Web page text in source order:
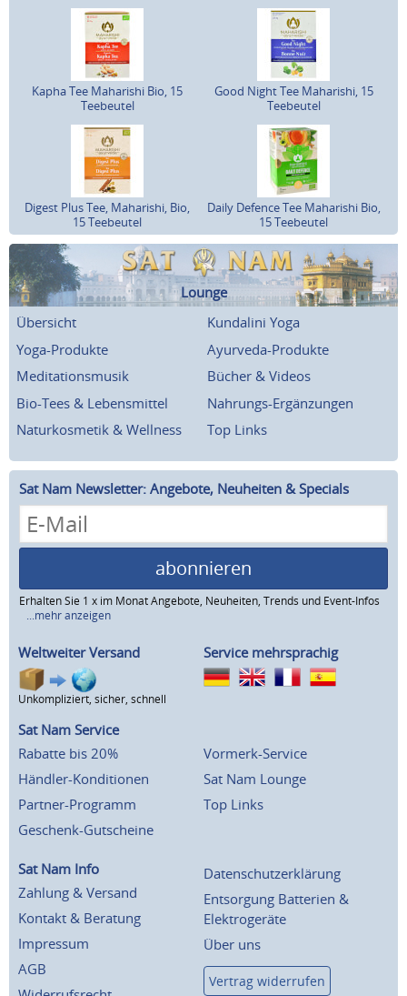
Kapha Tee Maharishi Bio, 15
Teebeutel
Good Night Tee Maharishi, 15
Teebeutel
Digest Plus Tee, Maharishi, Bio,
15 Teebeutel
Daily Defence Tee Maharishi Bio,
15 Teebeutel
Lounge
Übersicht
Kundalini Yoga
Yoga-Produkte
Ayurveda-Produkte
Meditationsmusik
Bücher & Videos
Bio-Tees & Lebensmittel
Nahrungs-Ergänzungen
Naturkosmetik & Wellness
Top Links
Sat Nam Newsletter: Angebote, Neuheiten & Specials
abonnieren
Erhalten Sie 1 x im Monat Angebote, Neuheiten, Trends und Event-Infos
...mehr anzeigen
Weltweiter Versand
Unkompliziert, sicher, schnell
Service mehrsprachig
Sat Nam Service
Rabatte bis 20%
Händler-Konditionen
Partner-Programm
Geschenk-Gutscheine
Vormerk-Service
Sat Nam Lounge
Top Links
Sat Nam Info
Zahlung & Versand
Kontakt & Beratung
Impressum
AGB
Datenschutzerklärung
Entsorgung Batterien &
Elektrogeräte
Über uns
Vertrag widerrufen